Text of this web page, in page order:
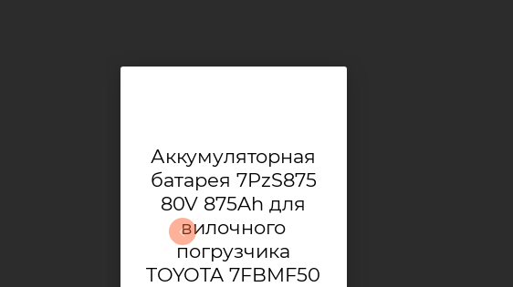
Аккумуляторная
батарея 7PzS875
80V 875Ah для
вилочного
погрузчика
TOYOTA 7FBMF50